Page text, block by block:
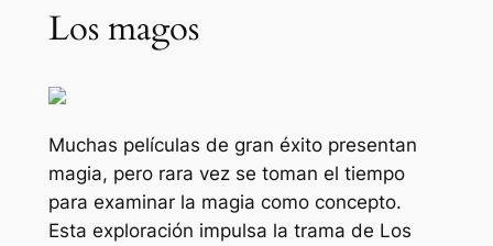
Los magos
Muchas películas de gran éxito presentan
magia, pero rara vez se toman el tiempo
para examinar la magia como concepto.
Esta exploración impulsa la trama de Los